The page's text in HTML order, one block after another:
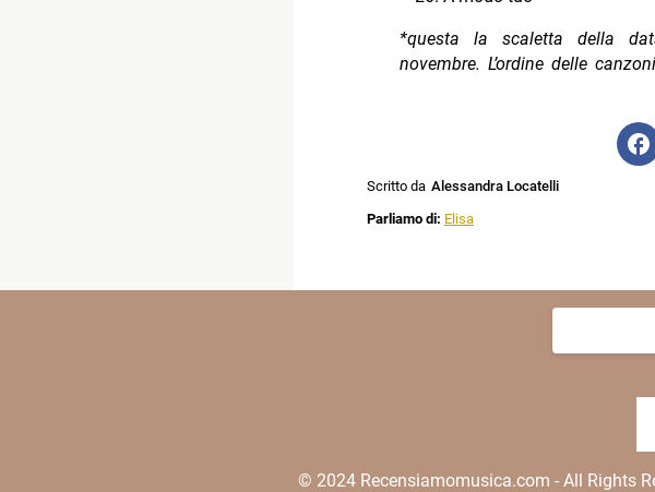
*questa la scaletta della
novembre. L’ordine delle
Scritto da Alessandra Locatelli
Parliamo di: Elisa
© 2024 Recensiamomusica.com - All Rights